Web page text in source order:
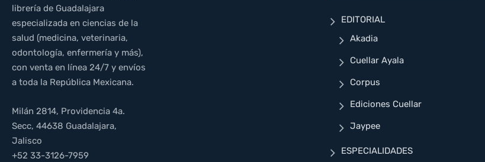
librería de Guadalajara
especializada en ciencias de la
salud (medicina, veterinaria,
odontología, enfermería y más),
con venta en línea 24/7 y envíos
a toda la República Mexicana.
Milán 2814, Providencia 4a.
Secc, 44638 Guadalajara,
Jalisco
+52 33-3126-7959
EDITORIAL
Akadia
Cuellar Ayala
Corpus
Ediciones Cuellar
Jaypee
ESPECIALIDADES